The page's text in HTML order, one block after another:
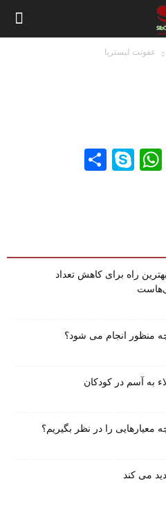
عفونت لیستریا
LinkedIn
WhatsApp
Skype
راه برای کاهش تعداد
منظور انجام می شود؟
به آسم در کودکان
را در نظر بگیریم؟
می کند